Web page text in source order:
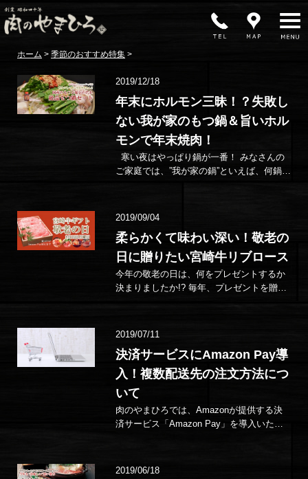
MENU
ホーム > 季節のおすすめ特集 >
2019/12/18
年末にホルモン三昧！？失敗し
ない我が家のもつ鍋＆旨いホル
モンで年末焼肉！
寒い夜はやっぱり鍋が一番！ みなさんの
ご家庭では、”我が家の鍋”といえば、何鍋で
2019/09/04
柔らかくて味わい深い！敬老の
日に贈りたい宮崎牛リブロース
今年の敬老の日は、何をプレゼントするか
決まりましたか!? 毎年、プレゼントを贈っ
2019/07/11
決済サービスにAmazon Pay導
入！複数配送先の注文方法につ
いて
肉のやまひろでは、Amazonが提供する決
済サービス「Amazon Pay」を導入いたし
2019/06/18